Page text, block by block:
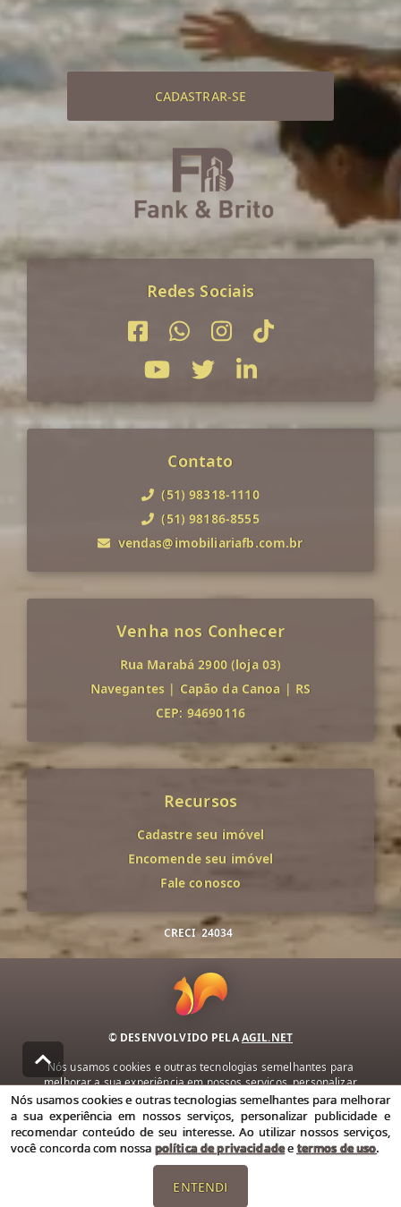
CADASTRAR-SE
Redes Sociais
Contato
(51) 98318-1110
(51) 98186-8555
vendas@imobiliariafb.com.br
Venha nos Conhecer
Rua Marabá 2900 (loja 03)
Navegantes | Capão da Canoa | RS
CEP: 94690116
Recursos
Cadastre seu imóvel
Encomende seu imóvel
Fale conosco
CRECI 24034
© DESENVOLVIDO PELAAGIL.NET
Nós usamos cookies e outras tecnologias semelhantes para
melhorar a sua experiência em nossos serviços, personalizar
publicidade e recomendar conteúdo de seu interesse. Ao utilizar
nossos serviços, você concorda com nossa política de privacidade e
termos de uso.
Política de Privacidade Termos de uso
Nós usamos cookies e outras tecnologias semelhantes para melhorar
a sua experiência em nossos serviços, personalizar publicidade e
recomendar conteúdo de seu interesse. Ao utilizar nossos serviços,
você concorda com nossa política de privacidadeetermos de uso.
ENTENDI